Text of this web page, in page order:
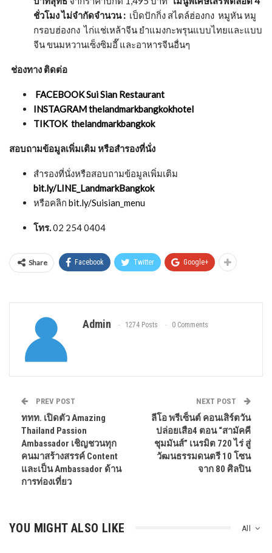
ชั่วโมง ไม่จำกัดจำนวน: เป็ดปักกิ่ง สไตล์ฮ่องกง หมูหัน หมู
กรอบฮ่องกง ไก่แช่เหล้าจีน ยำแมงกะพรุนแบบไทยและแบบ
จีน ขนมหวานเซ็งซิมอี๊ และอาหารจีนอื่นๆ
ช่องทาง ติดต่อ
FACEBOOKSui Sian Restaurant
INSTAGRAMthelandmarkbangkokhotel
TIKTOK thelandmarkbangkok
สอบถามข้อมูลเพิ่มเติม หรือสำรองที่นั่ง
สำรองที่นั่งหรือสอบถามข้อมูลเพิ่มเติม
bit.ly/LINE_LandmarkBangkok
หรือคลิก bit.ly/Suisian_menu
โทร.02 254 0404
Share Facebook Twitter Google+
Admin 1274 Posts 0 Comments
PREV POST
ททท. เปิดตัว Amazing
Thailand Passion
Ambassador เชิญชวนทุก
คนมาสร้างสรรค์ Content
และเป็น Ambassador ด้าน
การท่องเที่ยว
NEXT POST
ลีโอ พรีเซ็นต์ คอนเสิร์ตวัน
ปล่อยเสือ4 ตอน “สามัคคี
ชุมมันส์” เนรมิต 720 ไร่ สู่
วัฒนธรรมดนตรี 10 โซน
จาก 80 ศิลปิน
All
YOU MIGHT ALSO LIKE